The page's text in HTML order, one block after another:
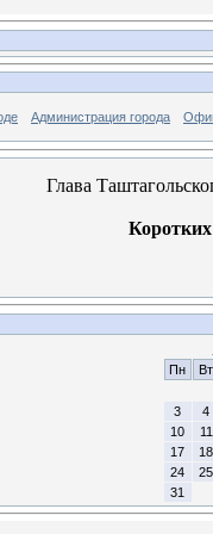
Администрация города
Глава
Пн
Вт
3
4
10
11
17
18
24
25
31